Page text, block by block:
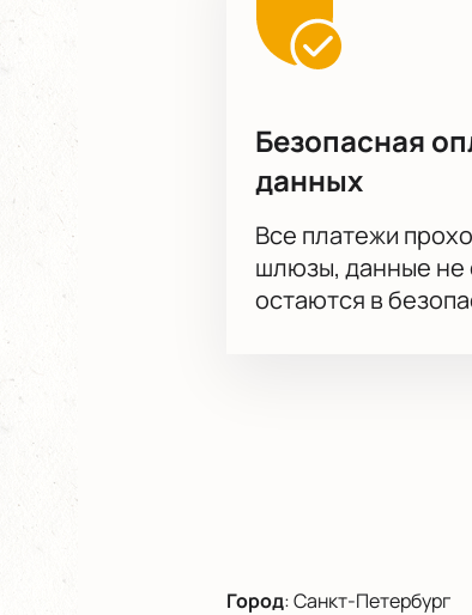
Безопасная
данных
Все платежи
шлюзы, данные не
остаются в
Город:Санкт-Петербург